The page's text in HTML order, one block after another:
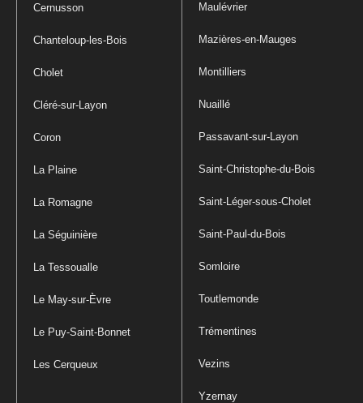
Cernusson
Chanteloup-les-Bois
Cholet
Cléré-sur-Layon
Coron
La Plaine
La Romagne
La Séguinière
La Tessoualle
Le May-sur-Èvre
Le Puy-Saint-Bonnet
Les Cerqueux
Maulévrier
Mazières-en-Mauges
Montilliers
Nuaillé
Passavant-sur-Layon
Saint-Christophe-du-Bois
Saint-Léger-sous-Cholet
Saint-Paul-du-Bois
Somloire
Toutlemonde
Trémentines
Vezins
Yzernay